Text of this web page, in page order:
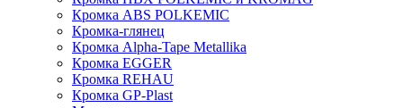
Кромка ABS POLKEMIС
Кромка-глянец
Кромка Alpha-Tape Metallika
Кромка EGGER
Кромка REHAU
Кромка GP-Plast